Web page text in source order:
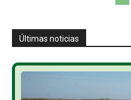
Últimas noticias